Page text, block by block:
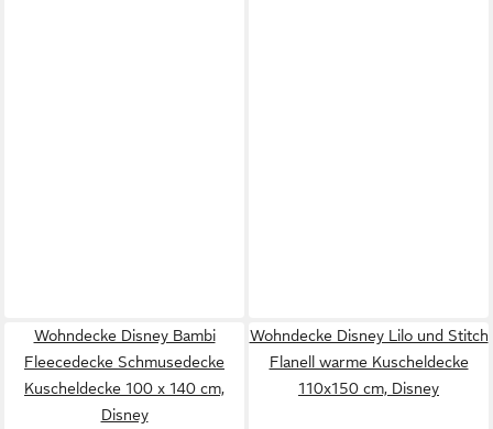
Wohndecke Disney Bambi
Fleecedecke Schmusedecke
Kuscheldecke 100 x 140 cm,
Disney
Wohndecke Disney Lilo und Stitch
Flanell warme Kuscheldecke
110x150 cm, Disney